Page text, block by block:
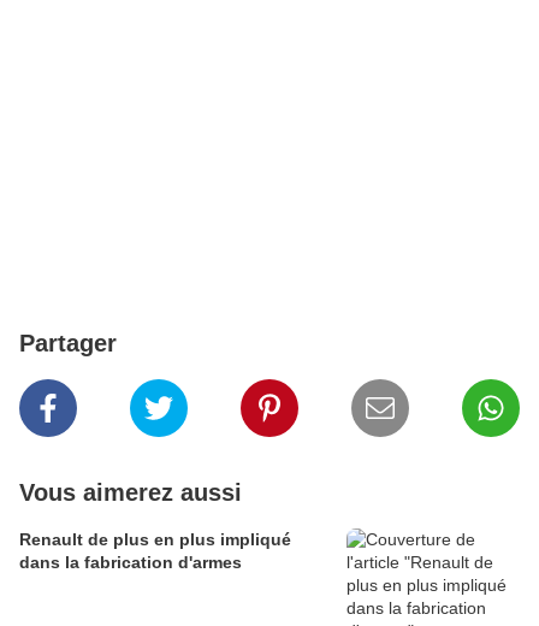
Partager
Vous aimerez aussi
Renault de plus en plus impliqué
dans la fabrication d'armes